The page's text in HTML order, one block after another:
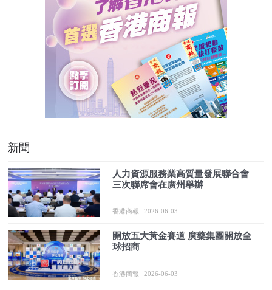
新聞
人力資源服務業高質量發展聯合會
三次聯席會在廣州舉辦
香港商報 2026-06-03
開放五大黃金賽道 廣藥集團開放全
球招商
香港商報 2026-06-03